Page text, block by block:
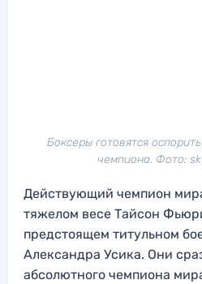
Боксеры готовятся
чемпиона. Фото:
Действующий чемпион
тяжелом весе Тайсон
предстоящем титульном
Александра Усика. Они
абсолютного чемпиона